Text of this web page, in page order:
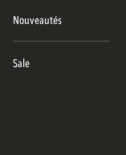
Nouveautés
Sale